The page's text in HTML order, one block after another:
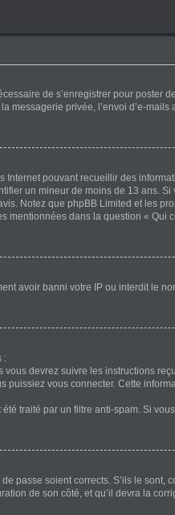
de s’enregistrer pour poster
privée, l’envoi d’e-
pouvant recueillir des
un mineur de moins de 13 ans.
Notez que phpBB Limited et les
dans la question «
avoir banni votre IP ou interdit le
:
devrez suivre les instructions
vous connecter. Cette
traité par un filtre anti-spam. Si
passe soient corrects. S’ils le sont,
de son côté, et qu’il devra la